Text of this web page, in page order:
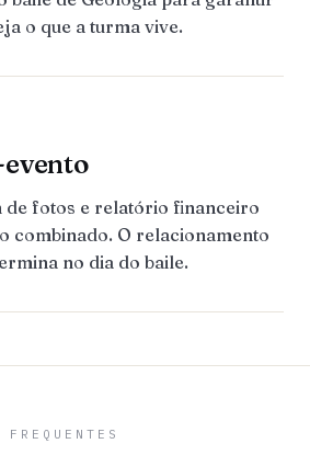
o que a turma vive.
de fotos e relatório financeiro
combinado. O relacionamento
no dia do baile.